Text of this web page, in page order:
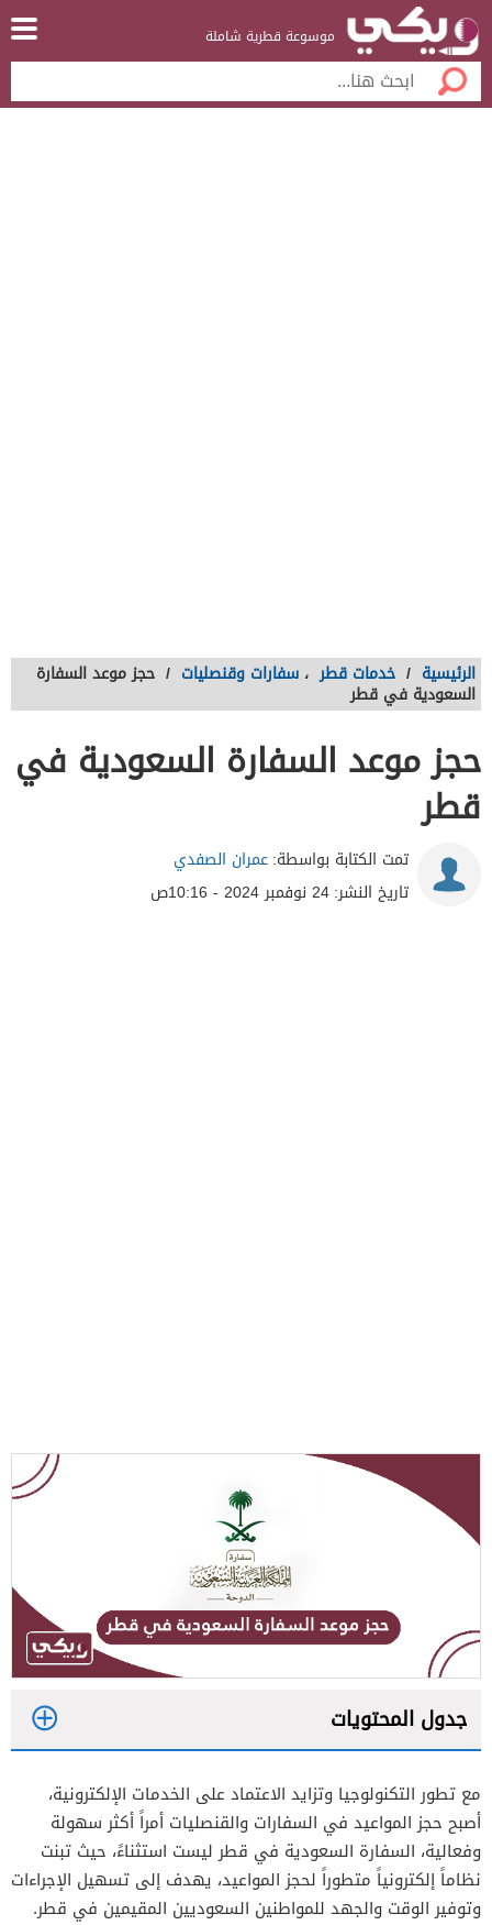
موسوعة قطرية شاملة
الرئيسية / خدمات قطر ، سفارات وقنصليات / حجز موعد السفارة
السعودية في قطر
حجز موعد السفارة السعودية في
قطر
تمت الكتابة بواسطة:عمران الصفدي
تاريخ النشر:24 نوفمبر 2024 - 10:16ص
جدول المحتويات
2
مع تطور التكنولوجيا وتزايد الاعتماد على الخدمات الإلكترونية،
أصبح حجز المواعيد في السفارات والقنصليات أمراً أكثر سهولة
وفعالية، السفارة السعودية في قطر ليست استثناءً، حيث تبنت
نظاماً إلكترونياً متطوراً لحجز المواعيد، يهدف إلى تسهيل الإجراءات
وتوفير الوقت والجهد للمواطنين السعوديين المقيمين في قطر.